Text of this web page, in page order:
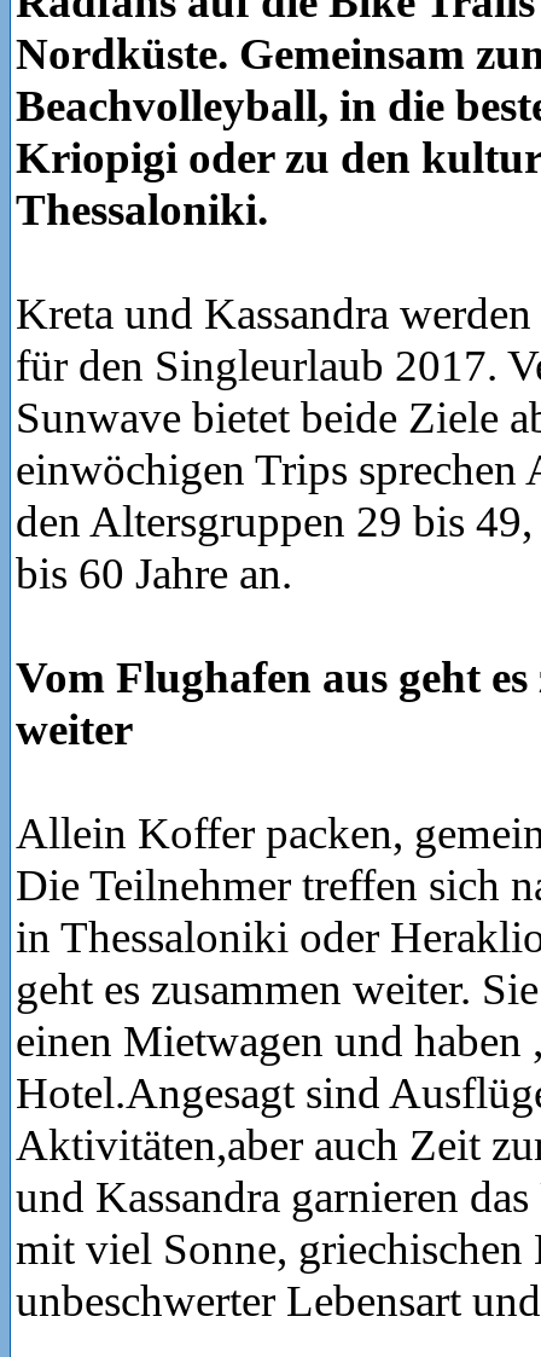
Nordküste. Gemeinsam
Beachvolleyball, in die
Kriopigi oder zu den
Thessaloniki.
Kreta und Kassandra
für den Singleurlaub 2017.
Sunwave bietet beide Ziele
einwöchigen Trips sprechen
den Altersgruppen 29 bis
bis 60 Jahre an.
Vom Flughafen aus geht es
weiter
Allein Koffer packen,
Die Teilnehmer treffen sich
in Thessaloniki oder
geht es zusammen weiter.
einen Mietwagen und haben
Hotel.Angesagt sind
Aktivitäten,aber auch Zeit
und Kassandra garnieren
mit viel Sonne, griechischen
unbeschwerter Lebensart